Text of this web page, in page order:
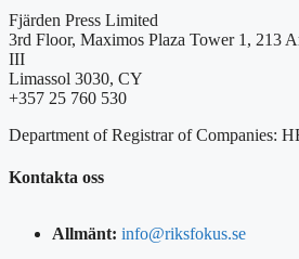
Fjärden Press Limited
3rd Floor, Maximos Plaza Tower 1, 213
III
Limassol 3030, CY
+357 25 760 530
Department of Registrar of Companies:
Kontakta oss
Allmänt: info@riksfokus.se